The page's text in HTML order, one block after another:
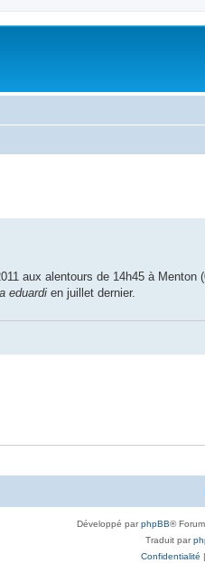
aux alentours de 14h45 à Menton
eduardi en juillet dernier.
Développé parphpBB®
Traduit par
Confidentialité |